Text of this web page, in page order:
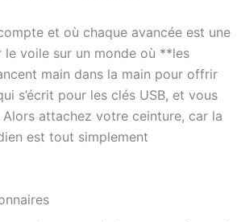
et où chaque avancée est une
le voile sur un monde où **les
main dans la main pour offrir
s’écrit pour les clés USB, et vous
attachez votre ceinture, car la
est tout simplement